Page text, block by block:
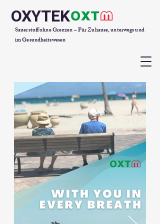
OXYTEK
Sauerstoff ohne Grenzen – Für Zuhause, unterwegs und
im Gesundheitswesen